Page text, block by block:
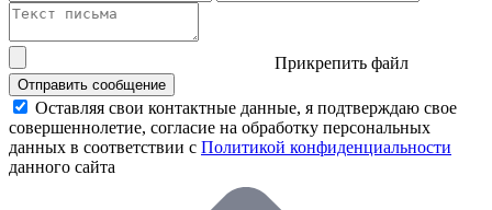
Прикрепить файл
Отправить сообщение
Оставляя свои контактные данные, я подтверждаю свое
совершеннолетие, согласие на обработку персональных
данных в соответствии с Политикой конфиденциальности
данного сайта